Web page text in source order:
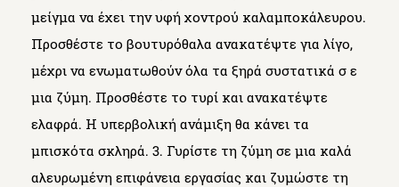
μείγμα να έχει την υφή χοντρού καλαμποκάλευρου.
Προσθέστε το βουτυρόθαλα ανακατέψτε για λίγο,
μέχρι να ενωματωθούν όλα τα ξηρά συστατικά σ ε
μια ζύμη. Προσθέστε το τυρί και ανακατέψτε
ελαφρά. Η υπερβολική ανάμιξη θα κάνει τα
μπισκότα σκληρά. 3. Γυρίστε τη ζύμη σε μια καλά
αλευρωμένη επιφάνεια εργασίας και ζυμώστε τη